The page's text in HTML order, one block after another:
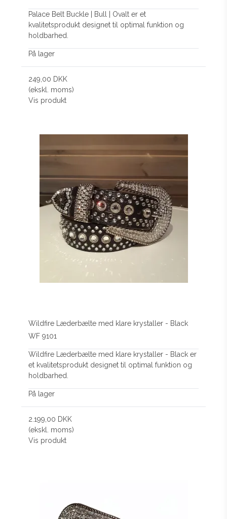
Palace Belt Buckle | Bull | Ovalt er et
kvalitetsprodukt designet til optimal funktion og
holdbarhed.
På lager
249,00 DKK
(ekskl. moms)
Vis produkt
Wildfire Læderbælte med klare krystaller - Black
WF 9101
Wildfire Læderbælte med klare krystaller - Black er
et kvalitetsprodukt designet til optimal funktion og
holdbarhed.
På lager
2.199,00 DKK
(ekskl. moms)
Vis produkt